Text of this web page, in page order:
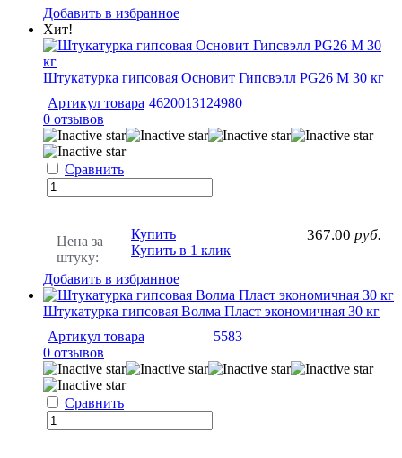
Добавить в избранное
Хит!
Штукатурка гипсовая Основит Гипсвэлл PG26 M 30 кг
Артикул товара 4620013124980
0 отзывов
Сравнить
Цена за
штуку:
367.00 руб.
Купить
Купить в 1 клик
Добавить в избранное
Штукатурка гипсовая Волма Пласт экономичная 30 кг
Артикул товара
5583
0 отзывов
Сравнить